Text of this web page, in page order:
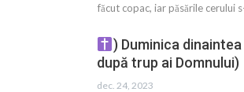
făcut copac, iar păsările cerului
) Duminica
după trup ai Domnului)
dec. 24, 2023